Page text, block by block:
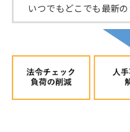
いつでもどこでも最新